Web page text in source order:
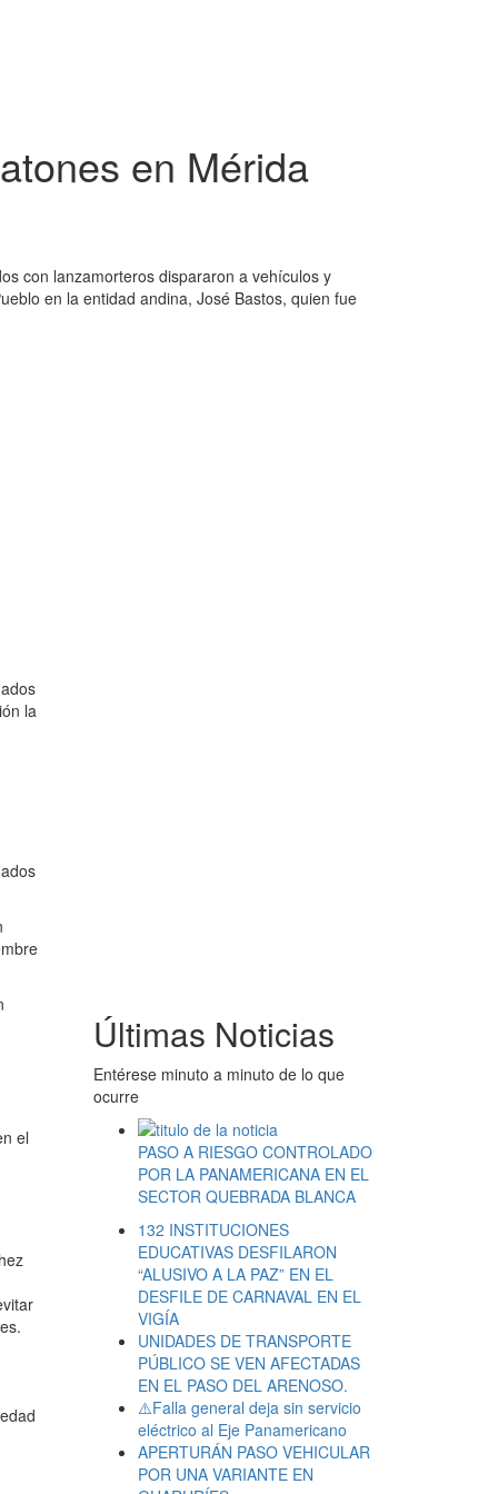
en Mérida
con lanzamorteros dispararon a vehículos y
en la entidad andina, José Bastos, quien fue
la
el
Últimas Noticias
Entérese minuto a minuto de lo que
ocurre
PASO A RIESGO CONTROLADO
POR LA PANAMERICANA EN EL
SECTOR QUEBRADA BLANCA
132 INSTITUCIONES
EDUCATIVAS DESFILARON
“ALUSIVO A LA PAZ” EN EL
DESFILE DE CARNAVAL EN EL
VIGÍA
UNIDADES DE TRANSPORTE
PÚBLICO SE VEN AFECTADAS
EN EL PASO DEL ARENOSO.
⚠️Falla general deja sin servicio
eléctrico al Eje Panamericano
APERTURÁN PASO VEHICULAR
POR UNA VARIANTE EN